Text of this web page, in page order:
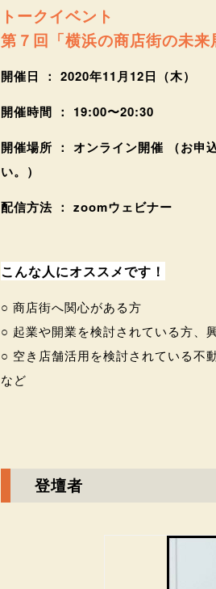
トークイベント
第７回「横浜の商店街の未来
開催日 ： 2020年11月12日（木）
開催時間 ： 19:00〜20:30
開催場所 ： オンライン開催 （お申
い。）
配信方法 ： zoomウェビナー
こんな人にオススメです！
○ 商店街へ関心がある方
○ 起業や開業を検討されている方、
○ 空き店舗活用を検討されている不
など
登壇者